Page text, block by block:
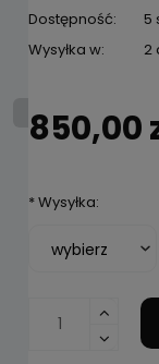
Dostępność:
5
Wysyłka w:
2
850,00
*Wysyłka: